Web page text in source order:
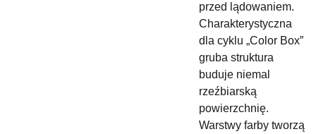
przed lądowaniem.
Charakterystyczna
dla cyklu „Color Box”
gruba struktura
buduje niemal
rzeźbiarską
powierzchnię.
Warstwy farby tworzą